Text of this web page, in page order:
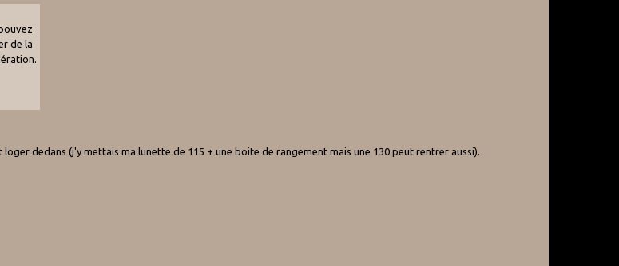
de la
dedans (j'y mettais ma lunette de 115 + une boite de rangement mais une 130 peut rentrer aussi).